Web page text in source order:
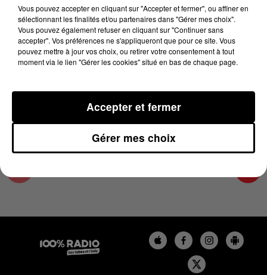
24 février 2025 - 4 min 24 sec
LES INFOS DE L'HÉRAULT DU 24/02/2025 À
07H30
Podcasts infos de l'Hérault
Vous pouvez accepter en cliquant sur "Accepter et fermer", ou affiner en
sélectionnant les finalités et/ou partenaires dans "Gérer mes choix".
Vous pouvez également refuser en cliquant sur "Continuer sans
accepter". Vos préférences ne s'appliqueront que pour ce site. Vous
pouvez mettre à jour vos choix, ou retirer votre consentement à tout
moment via le lien "Gérer les cookies" situé en bas de chaque page.
Gérer mes choix
Accepter et fermer